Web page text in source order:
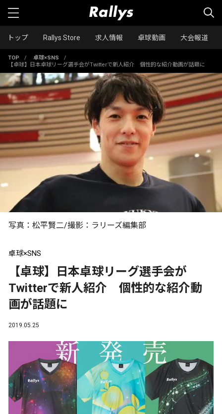
トップ Rallys Store 求人情報 卓球動画 大会報道
TOP / 卓球×SNS
/
【卓球】日本卓球リーグ選手会がTwitterで新人紹介 個性的な紹介動画が話題に
写真：松平賢二/撮影：ラリーズ編集部
卓球×SNS
【卓球】日本卓球リーグ選手会が
Twitterで新人紹介 個性的な紹介動
画が話題に
2019.05.25